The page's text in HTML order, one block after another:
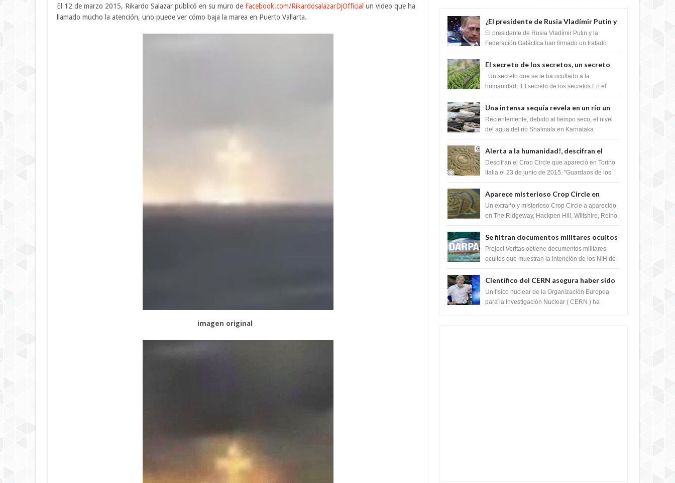
El 12 de marzo 2015, Rikardo Salazar publicó en su muro de Facebook.com/RikardosalazarDjOfficial un video que ha
llamado mucho la atención, uno puede ver cómo baja la marea en Puerto Vallarta.
imagen original
¿El presidente de Rusia Vladímir Putin y
la Federación Galactica han firmado un
tratado para acabar con los Sionistas?
El presidente de Rusia Vladímir Putin y la
Federación Galáctica han firmado un tratado
Si...
El secreto de los secretos, un secreto
que cambiaría por completo el destino
de la humanidad
Un secreto que se le ha ocultado a la
humanidad El secreto de los secretos En el
m...
Una intensa sequía revela en un río un
impresionante hallazgo de miles de
Shiva Lingas
Recientemente, debido al tiempo seco, el nivel
del agua del río Shalmala en Karnataka
Shiv...
Alerta a la humanidad!, descifran el
mensaje del Crop Circle de Torino ,Italia
Descifran el Crop Circle que apareció en Torino
Italia el 23 de junio de 2015. "Guardaos de los
Aparece misterioso Crop Circle en
Reino Unido 23 de junio 2016
Un extraño y misterioso Crop Circle a aparecido
en The Ridgeway, Hackpen Hill, Wiltshire, Reino
Se filtran documentos militares ocultos
que muestran la intención de los NIH de
crear el SARS-CoV-2, utilizando la
Project Veritas obtiene documentos militares
ocultos que muestran la intención de los NIH de
Científico del CERN asegura haber sido
ayudado por seres de luz durante una
prueba del Colisionador de Hadrones
Un físico nuclear de la Organización Europea
para la Investigación Nuclear ( CERN ) ha